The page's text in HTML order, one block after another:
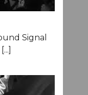
Signal